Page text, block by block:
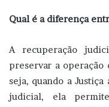
Qual é a diferença
A recuperação
preservar a operação
seja, quando a
judicial, ela